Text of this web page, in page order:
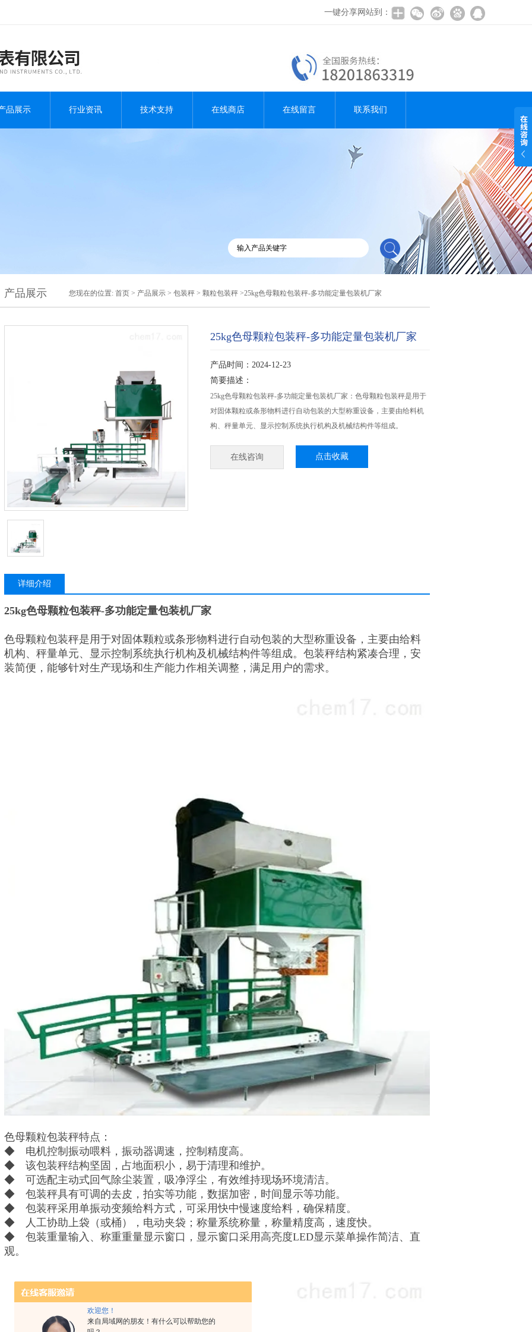
欢迎您！
来自局域网的朋友！有什么可以帮助您的
一键分享网站到：
品展示 行业资讯 技术支持 在线商店 在线留言 联系我们
产品展示 您现在的位置: 首页 > 产品展示 > 包装秤 > 颗粒包装秤 >25kg色母颗粒包装秤-多功能定量包装机厂家
25kg色母颗粒包装秤-多功能定量包装机厂家
产品时间：2024-12-23
简要描述：
25kg色母颗粒包装秤-多功能定量包装机厂家：色母颗粒包装秤是用于
对固体颗粒或条形物料进行自动包装的大型称重设备，主要由给料机
构、秤量单元、显示控制系统执行机构及机械结构件等组成。
在线咨询 点击收藏
详细介绍
25kg色母颗粒包装秤-多功能定量包装机厂家
色母颗粒包装秤是用于对固体颗粒或条形物料进行自动包装的大型称重设备，主要由给料
机构、秤量单元、显示控制系统执行机构及机械结构件等组成。包装秤结构紧凑合理，安
装简便，能够针对生产现场和生产能力作相关调整，满足用户的需求。
色母颗粒包装秤特点：
◆ 电机控制振动喂料，振动器调速，控制精度高。
◆ 该包装秤结构坚固，占地面积小，易于清理和维护。
◆ 可选配主动式回气除尘装置，吸净浮尘，有效维持现场环境清洁。
◆ 包装秤具有可调的去皮，拍实等功能，数据加密，时间显示等功能。
◆ 包装秤采用单振动变频给料方式，可采用快中慢速度给料，确保精度。
◆ 人工协助上袋（或桶），电动夹袋；称量系统称量，称量精度高，速度快。
◆ 包装重量输入、称重重量显示窗口，显示窗口采用高亮度LED显示菜单操作简洁、直
观。